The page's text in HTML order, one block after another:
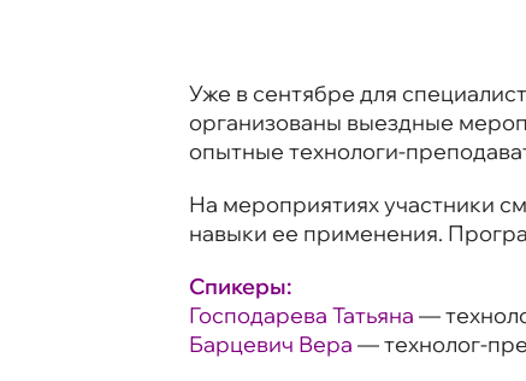
Уже в сентябре для
организованы выездные
опытные технологи-
На мероприятиях участники
навыки ее применения.
Спикеры:
Господарева Татьяна —
Барцевич Вера — технолог-